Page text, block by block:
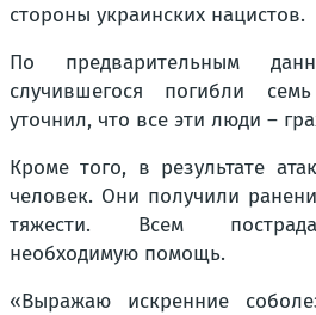
стороны украинских нацистов.
По предварительным
случившегося погибли
уточнил, что все эти люди –
Кроме того, в результате
человек. Они получили
тяжести. Всем
необходимую помощь.
«Выражаю искренние